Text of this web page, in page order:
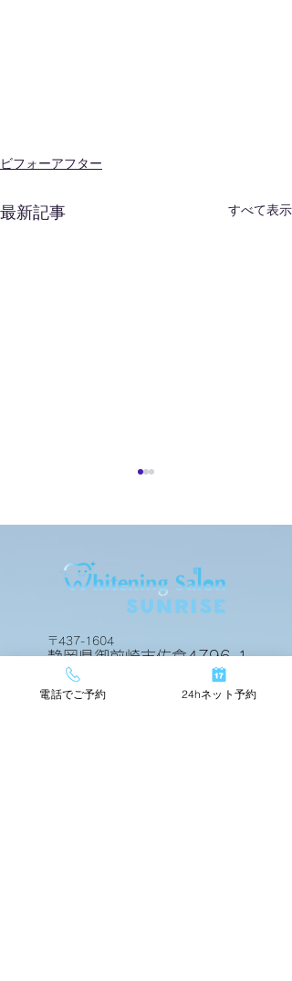
ビフォーアフター
最新記事 すべて表示
ビフォアーアフター
〒437-1604
静岡県御前崎市佐倉4796-1
24hネットで簡単予約
電話でご予約 24hネット予約